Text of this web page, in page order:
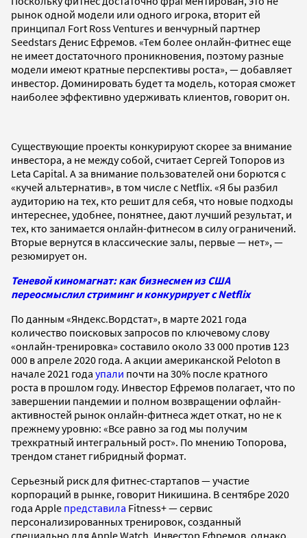
рынок одной модели или одного игрока, вторит ей
принципал Fort Ross Ventures и венчурный партнер
Seedstars Денис Ефремов. «Тем более онлайн-фитнес еще
не имеет достаточного проникновения, поэтому разные
модели имеют кратные перспективы роста», — добавляет
инвестор. Доминировать будет та модель, которая сможет
наиболее эффективно удерживать клиентов, говорит он.
Существующие проекты конкурируют скорее за внимание
инвестора, а не между собой, считает Сергей Топоров из
Leta Capital. А за внимание пользователей они борются с
«кучей альтернатив», в том числе с Netflix. «Я бы разбил
аудиторию на тех, кто решит для себя, что новые подходы
интереснее, удобнее, понятнее, дают лучший результат, и
тех, кто занимается онлайн-фитнесом в силу ограничений.
Вторые вернутся в классические залы, первые — нет», —
резюмирует он.
Теневой киномагнат: как бизнесмен из США
переосмыслил стриминг и конкурирует с Netflix
По данным «Яндекс.Вордстат», в марте 2021 года
количество поисковых запросов по ключевому слову
«онлайн-тренировка» составило около 33 000 против 123
000 в апреле 2020 года. А акции американской Peloton в
начале 2021 года упали почти на 30% после кратного
роста в прошлом году. Инвестор Ефремов полагает, что по
завершении пандемии и полном возвращении офлайн-
активностей рынок онлайн-фитнеса ждет откат, но не к
прежнему уровню: «Все равно за год мы получим
трехкратный интегральный рост». По мнению Топорова,
трендом станет гибридный формат.
Серьезный риск для фитнес-стартапов — участие
корпораций в рынке, говорит Никишина. В сентябре 2020
года Apple представила Fitness+ — сервис
персонализированных тренировок, созданный
специально для Apple Watch. Инвестор Ефремов, однако,